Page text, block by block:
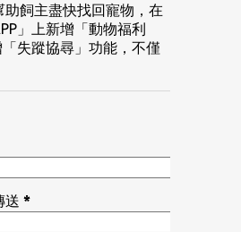
助飼主盡快找回寵物，在
」上新增「動物福利
失蹤協尋」功能，不僅
送 *